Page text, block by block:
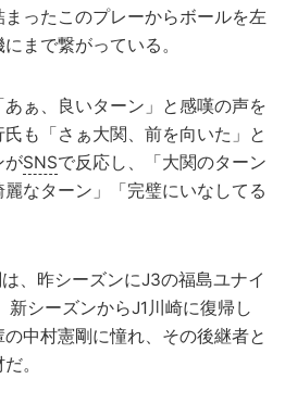
ったこのプレーからボールを左
まで繋がっている。
ぁ、良いターン」と感嘆の声を
も「さぁ大関、前を向いた」と
がSNSで反応し、「大関のターン
なターン」「完璧にいなしてる
、昨シーズンにJ3の福島ユナイ
新シーズンからJ1川崎に復帰し
中村憲剛に憧れ、その後継者と
。